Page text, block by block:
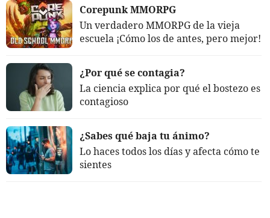
Corepunk MMORPG
Un verdadero MMORPG de la vieja
escuela ¡Cómo los de antes, pero mejor!
¿Por qué se contagia?
La ciencia explica por qué el bostezo es
contagioso
¿Sabes qué baja tu ánimo?
Lo haces todos los días y afecta cómo te
sientes